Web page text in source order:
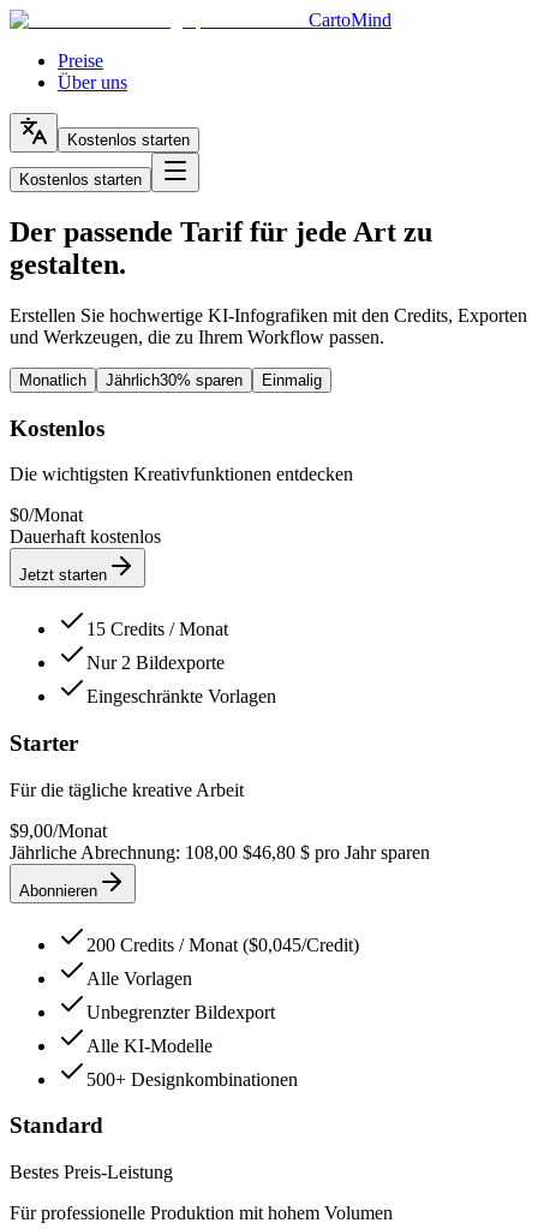
CartoMind
Preise
Über uns
Kostenlos starten
Kostenlos starten
Der passende Tarif für jede Art zu
gestalten.
Erstellen Sie hochwertige KI-Infografiken mit den Credits, Exporten
und Werkzeugen, die zu Ihrem Workflow passen.
Monatlich Jährlich30% sparen Einmalig
Kostenlos
Die wichtigsten Kreativfunktionen entdecken
$0/Monat
Dauerhaft kostenlos
Jetzt starten
15 Credits / Monat
Nur 2 Bildexporte
Eingeschränkte Vorlagen
Starter
Für die tägliche kreative Arbeit
$9,00/Monat
Jährliche Abrechnung: 108,00 $46,80 $ pro Jahr sparen
Abonnieren
200 Credits / Monat ($0,045/Credit)
Alle Vorlagen
Unbegrenzter Bildexport
Alle KI-Modelle
500+ Designkombinationen
Standard
Bestes Preis-Leistung
Für professionelle Produktion mit hohem Volumen